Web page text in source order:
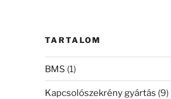
TARTALOM
BMS (1)
Kapcsolószekrény gyártás (9)